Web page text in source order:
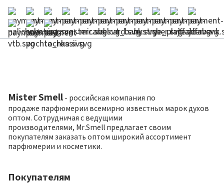
Mister Smell - российская компания по
продаже парфюмерии всемирно известных марок духов
оптом. Сотрудничая с ведущими
производителями, Mr.Smell предлагает своим
покупателям заказать оптом широкий ассортимент
парфюмерии и косметики.
Покупателям